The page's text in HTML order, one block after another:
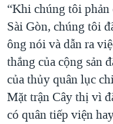
“Khi chúng tôi phản
Sài Gòn, chúng tôi
ông nói và dẫn ra
thắng của cộng sản
của thủy quân lục
Mặt trận Cây thị vì
có quân tiếp viện